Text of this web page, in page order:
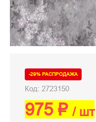
-29% РАСПРОДАЖА
Код: 2723150
975 ₽ / шт